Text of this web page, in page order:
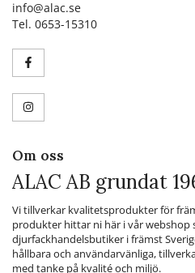
info@alac.se
Tel. 0653-15310
Om oss
ALAC AB grundat
Vi tillverkar kvalitetsprodukter för
produkter hittar ni här i vår webshop
djurfackhandelsbutiker i främst
hållbara och användarvänliga,
med tanke på kvalité och miljö.